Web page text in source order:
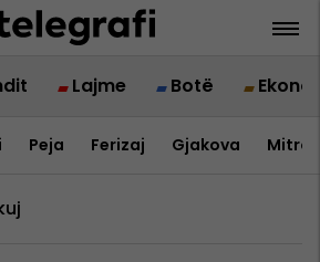
Lajme Botë
Peja Ferizaj Gjakova